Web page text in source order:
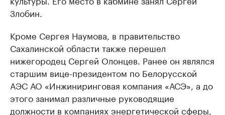
Злобин.
Кроме Сергея Наумова, в правительство
Сахалинской области также перешел
нижегородец Сергей Олонцев. Ранее он являлся
старшим вице-президентом по Белорусской
АЭС АО «Инжиниринговая компания «АСЭ», а до
этого занимал различные руководящие
должности в компаниях энергетической сферы,